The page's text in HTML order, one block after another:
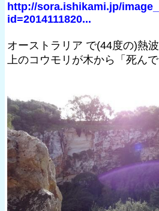
http://sora.ishikami.jp/
id=2014111820...
オーストラリア で(44度の)熱
上のコウモリが木から「死ん